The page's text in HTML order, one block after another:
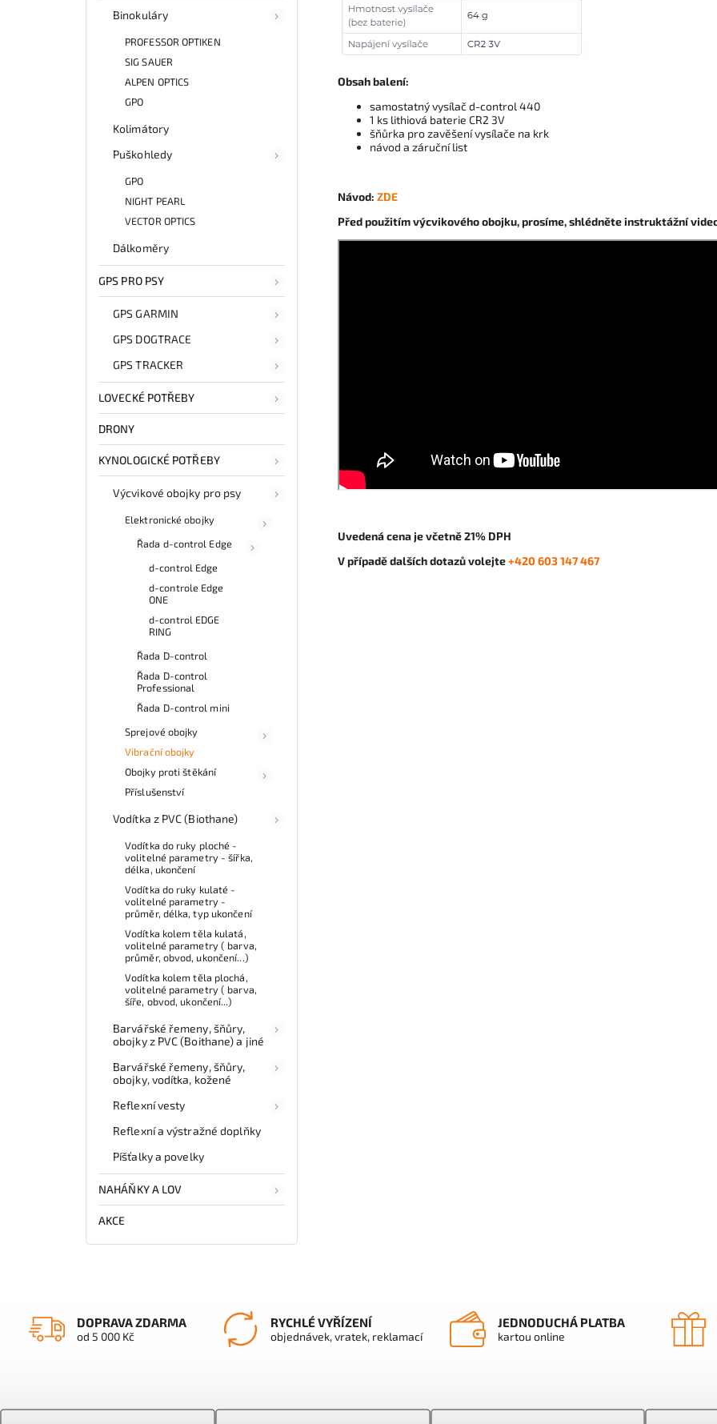
Binokuláry
PROFESSOR OPTIKEN
SIG SAUER
ALPEN OPTICS
GPO
Kolimátory
Puškohledy
GPO
NIGHT PEARL
VECTOR OPTICS
Dálkoměry
GPS PRO PSY
GPS GARMIN
GPS DOGTRACE
GPS TRACKER
LOVECKÉ POTŘEBY
DRONY
KYNOLOGICKÉ POTŘEBY
Výcvikové obojky pro psy
Elektronické obojky
Řada d-control Edge
d-control Edge
d-controle Edge
ONE
d-control EDGE
RING
Řada D-control
Řada D-control
Professional
Řada D-control mini
Sprejové obojky
Vibrační obojky
Obojky proti štěkání
Příslušenství
Vodítka z PVC (Biothane)
Vodítka do ruky ploché -
volitelné parametry - šířka,
délka, ukončení
Vodítka do ruky kulaté -
volitelné parametry -
průměr, délka, typ ukončení
Vodítka kolem těla kulatá,
volitelné parametry ( barva,
průměr, obvod, ukončení...)
Vodítka kolem těla plochá,
volitelné parametry ( barva,
šíře, obvod, ukončení...)
Barvářské řemeny, šňůry,
obojky z PVC (Boithane) a jiné
Barvářské řemeny, šňůry,
obojky, vodítka, kožené
Reflexní vesty
Reflexní a výstražné doplňky
Píšťalky a povelky
NAHÁŇKY A LOV
AKCE
Obsah balení:
samostatný vysílač d-control 440
1 ks lithiová baterie CR2 3V
šňůrka pro zavěšení vysílače na krk
návod a záruční list
Návod: ZDE
Před použitím výcvikového obojku, prosíme, shlédněte instruktážní
Uvedená cena je včetně 21% DPH
V případě dalších dotazů volejte+420 603 147 467
DOPRAVA ZDARMA
od 5 000 Kč
RYCHLÉ VYŘÍZENÍ
objednávek, vratek, reklamací
JEDNODUCHÁ PLATBA
kartou online